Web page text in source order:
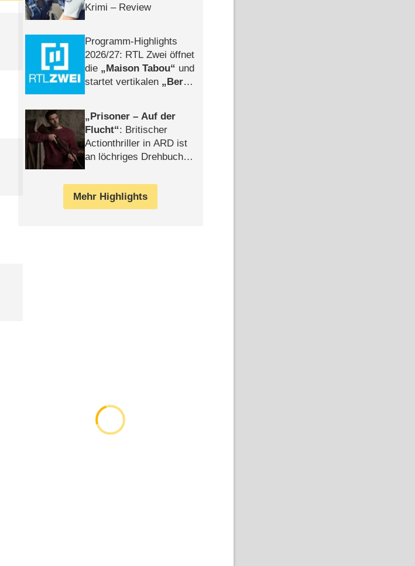
Krimi – Review
Programm-Highlights
2026/​27: RTL Zwei öffnet
die
Maison Tabou
und
startet vertikalen
Berlin
Prisoner – Auf der
Flucht : Britischer
Actionthriller in ARD ist
an löchriges Drehbuch
Mehr Highlights